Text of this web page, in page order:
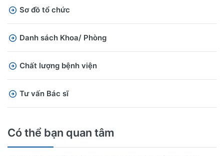
Sơ đồ tổ chức
Danh sách Khoa/ Phòng
Chất lượng bệnh viện
Tư vấn Bác sĩ
Có thể bạn quan tâm